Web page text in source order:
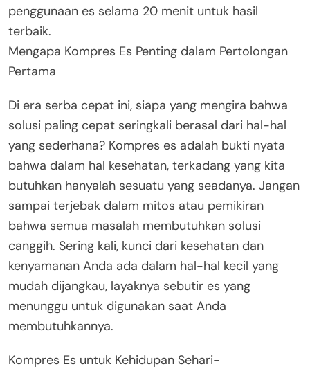
penggunaan es selama 20 menit untuk hasil
terbaik.
Mengapa Kompres Es Penting dalam Pertolongan
Pertama
Di era serba cepat ini, siapa yang mengira bahwa
solusi paling cepat seringkali berasal dari hal-hal
yang sederhana? Kompres es adalah bukti nyata
bahwa dalam hal kesehatan, terkadang yang kita
butuhkan hanyalah sesuatu yang seadanya. Jangan
sampai terjebak dalam mitos atau pemikiran
bahwa semua masalah membutuhkan solusi
canggih. Sering kali, kunci dari kesehatan dan
kenyamanan Anda ada dalam hal-hal kecil yang
mudah dijangkau, layaknya sebutir es yang
menunggu untuk digunakan saat Anda
membutuhkannya.
Kompres Es untuk Kehidupan Sehari-